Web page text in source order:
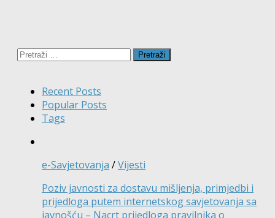
Pretraži:
Recent Posts
Popular Posts
Tags
e-Savjetovanja /Vijesti
Poziv javnosti za dostavu mišljenja, primjedbi i
prijedloga putem internetskog savjetovanja sa
javnošću – Nacrt prijedloga pravilnika o